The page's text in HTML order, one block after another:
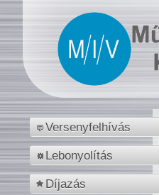
Versenyfelhívás
Lebonyolítás
Díjazás